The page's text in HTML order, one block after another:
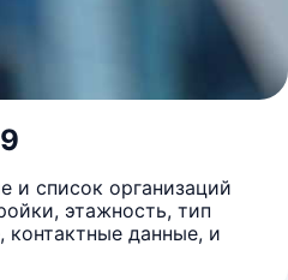
и список организаций
этажность, тип
данные, и